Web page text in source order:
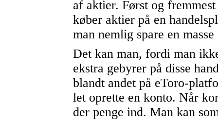
af aktier. Først og
køber aktier på en
man nemlig spare en
Det kan man, fordi man
ekstra gebyrer på disse
blandt andet på eToro-
let oprette en konto. Når
der penge ind. Man kan